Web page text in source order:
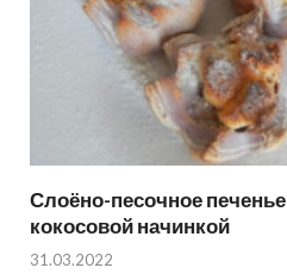
Слоёно-песочное
кокосовой начинкой
31.03.2022